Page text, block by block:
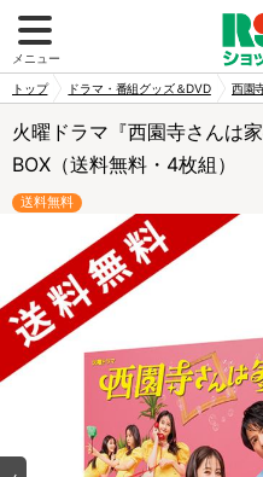
メニュー
トップ ドラマ・番組グッズ＆DVD 西園
火曜ドラマ『西園寺さんは
BOX（送料無料・4枚組）
送料無料